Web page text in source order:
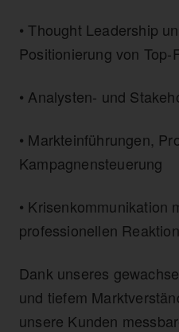
• Thought Leadership
Positionierung von Top-
• Analysten- und
• Markteinführungen,
Kampagnensteuerung
• Krisenkommunikation
professionellen
Dank unseres
und tiefem
unsere Kunden